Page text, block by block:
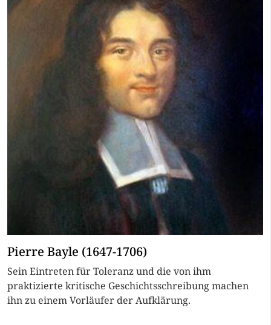
Pierre Bayle (1647-1706)
Sein Eintreten für Toleranz und die von ihm
praktizierte kritische Geschichtsschreibung machen
ihn zu einem Vorläufer der Aufklärung.